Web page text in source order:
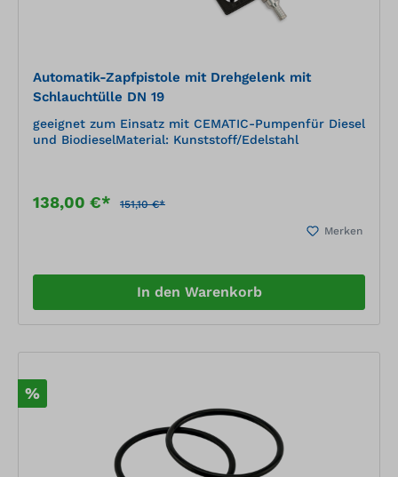
Automatik-Zapfpistole mit Drehgelenk mit
Schlauchtülle DN 19
geeignet zum Einsatz mit CEMATIC-Pumpenfür Diesel
und BiodieselMaterial: Kunststoff/Edelstahl
138,00 €* 151,10 €*
Merken
In den Warenkorb
%